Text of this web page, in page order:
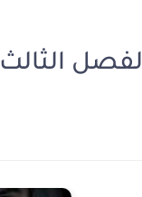
3 بقلم زينب نور